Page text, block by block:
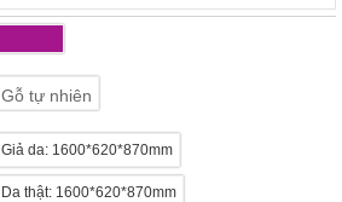
Gỗ tự nhiên
Giả da: 1600*620*870mm
Da thật: 1600*620*870mm